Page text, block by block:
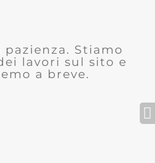
pazienza. Stiamo
lavori sul sito e
a breve.